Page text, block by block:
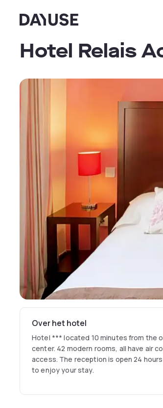
Dayuse
Hotel Relais
Over het hotel
Hotel *** located 10 minutes from the
center. 42 modern rooms, all have air
access. The reception is open 24
to enjoy your stay.